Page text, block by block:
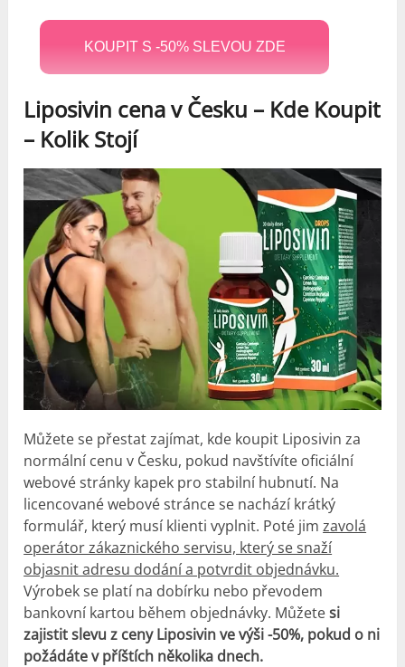
KOUPIT S -50% SLEVOU ZDE
Liposivin cena v Česku – Kde Koupit
– Kolik Stojí
Můžete se přestat zajímat, kde koupit Liposivin za
normální cenu v Česku, pokud navštívíte oficiální
webové stránky kapek pro stabilní hubnutí. Na
licencované webové stránce se nachází krátký
formulář, který musí klienti vyplnit. Poté jimzavolá
operátor zákaznického servisu, který se snaží
objasnit adresu dodání a potvrdit objednávku.
Výrobek se platí na dobírku nebo převodem
bankovní kartou během objednávky. Můžetesi
zajistit slevu z ceny Liposivin ve výši -50%, pokud o ni
požádáte v příštích několika dnech.